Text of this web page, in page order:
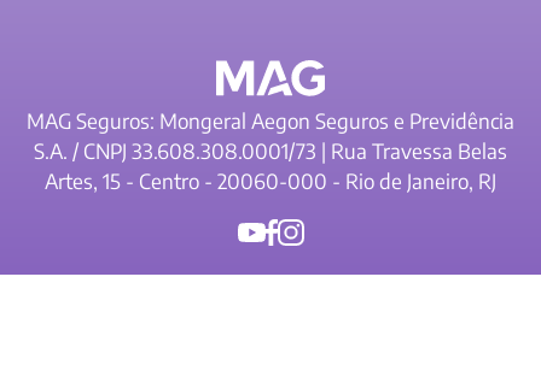
MAG Seguros: Mongeral Aegon Seguros e Previdência
S.A. / CNPJ 33.608.308.0001/73 | Rua Travessa Belas
Artes, 15 - Centro - 20060-000 - Rio de Janeiro, RJ